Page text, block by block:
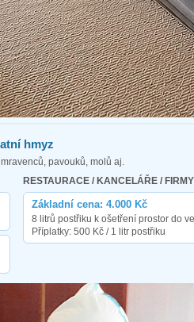
hmyz
pavouků, molů aj.
RESTAURACE / KANCELÁŘE / FIRMY
Základní cena: 4.000 Kč
8 litrů postřiku k ošetření prostor do
Příplatky: 500 Kč / 1 litr postřiku